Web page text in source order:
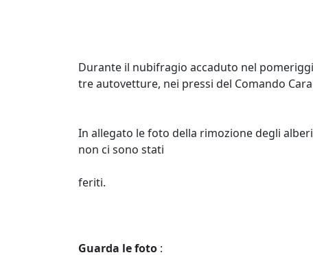
Durante il nubifragio accaduto nel
tre autovetture, nei pressi del Comando
In allegato le foto della rimozione degli
non ci sono stati
feriti.
Guarda le foto :